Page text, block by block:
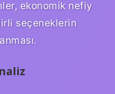
ekonomik nefiy
seçeneklerin